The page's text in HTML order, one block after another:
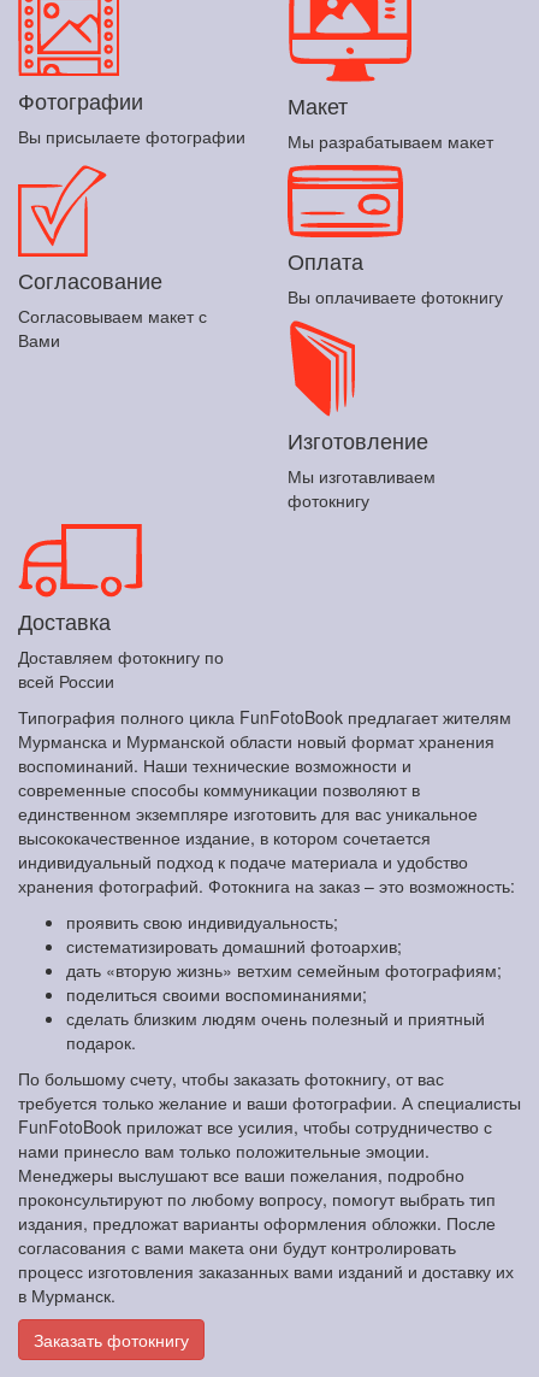
Фотографии
Вы присылаете фотографии
Макет
Мы разрабатываем макет
Согласование
Согласовываем макет с
Вами
Оплата
Вы оплачиваете фотокнигу
Изготовление
Мы изготавливаем
фотокнигу
Доставка
Доставляем фотокнигу по
всей России
Типография полного цикла FunFotoBook предлагает жителям
Мурманска и Мурманской области новый формат хранения
воспоминаний. Наши технические возможности и
современные способы коммуникации позволяют в
единственном экземпляре изготовить для вас уникальное
высококачественное издание, в котором сочетается
индивидуальный подход к подаче материала и удобство
хранения фотографий. Фотокнига на заказ – это возможность:
проявить свою индивидуальность;
систематизировать домашний фотоархив;
дать «вторую жизнь» ветхим семейным фотографиям;
поделиться своими воспоминаниями;
сделать близким людям очень полезный и приятный
подарок.
По большому счету, чтобы заказать фотокнигу, от вас
требуется только желание и ваши фотографии. А специалисты
FunFotoBook приложат все усилия, чтобы сотрудничество с
нами принесло вам только положительные эмоции.
Менеджеры выслушают все ваши пожелания, подробно
проконсультируют по любому вопросу, помогут выбрать тип
издания, предложат варианты оформления обложки. После
согласования с вами макета они будут контролировать
процесс изготовления заказанных вами изданий и доставку их
в Мурманск.
Заказать фотокнигу